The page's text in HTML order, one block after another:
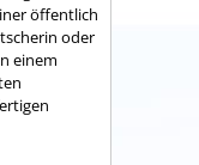
öffentlich
oder
einem